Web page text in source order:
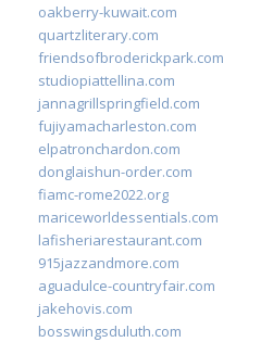
oakberry-kuwait.com
quartzliterary.com
friendsofbroderickpark.com
studiopiattellina.com
jannagrillspringfield.com
fujiyamacharleston.com
elpatronchardon.com
donglaishun-order.com
fiamc-rome2022.org
mariceworldessentials.com
lafisheriarestaurant.com
915jazzandmore.com
aguadulce-countryfair.com
jakehovis.com
bosswingsduluth.com